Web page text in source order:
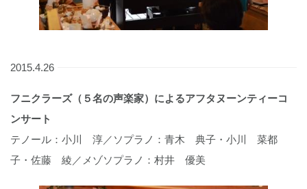
2015.4.26
フニクラーズ（５名の声楽家）によるアフタヌーンティーコ
ンサート
テノール：小川 淳／ソプラノ：青木 典子・小川 菜都
子・佐藤 綾／メゾソプラノ：村井 優美